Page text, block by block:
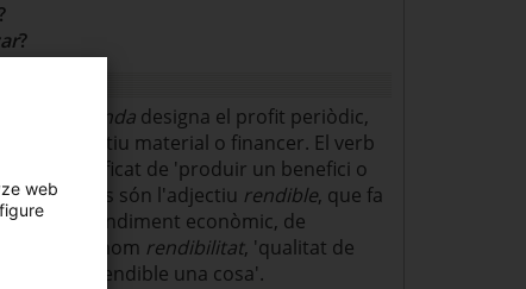
?
renda designa el profit periòdic,
ret un actiu material o financer. El verb
, amb el significat de 'produir un benefici o
de mots són l'adjectiu rendible, que fa
un bon rendiment econòmic, de
etc.; el nom rendibilitat, 'qualitat de
, 'fer rendible una cosa'.
web